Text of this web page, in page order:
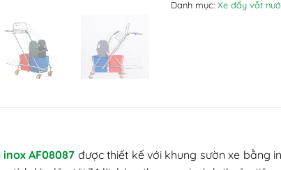
Danh mục: Xe đẩy vắt
AF08087 được thiết kế với khung sườn xe bằng